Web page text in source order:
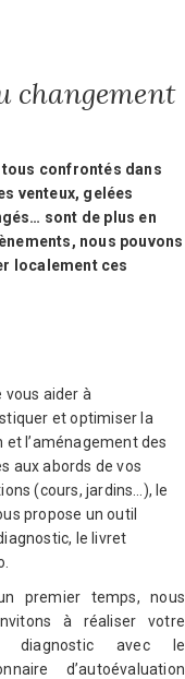
changement
tous confrontés dans
venteux, gelées
sont de plus en
nous pouvons
localement ces
vous aider à
et optimiser la
et l’aménagement des
aux abords de vos
(cours, jardins…), le
propose un outil
le livret
premier temps, nous
à réaliser votre
diagnostic avec le
d’autoévaluation